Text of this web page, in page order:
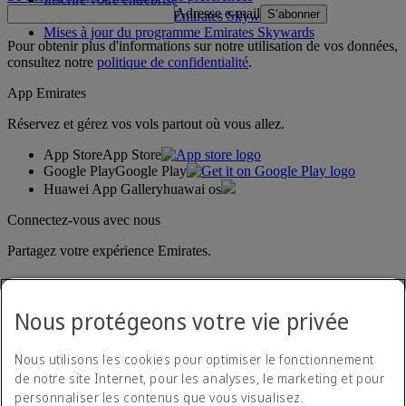
Règles du programme Emirates Skywards
Mises à jour du programme Emirates Skywards
Adresse e-mail S’abonner
Pour obtenir plus d'informations sur notre utilisation de vos données,
consultez notre politique de confidentialité.
App Emirates
Réservez et gérez vos vols partout où vous allez.
App StoreApp Store
Google PlayGoogle Play
Huawei App Galleryhuawai os
Connectez-vous avec nous
Partagez votre expérience Emirates.
Nous protégeons votre vie privée
Nous utilisons les cookies pour optimiser le fonctionnement
de notre site Internet, pour les analyses, le marketing et pour
personnaliser les contenus que vous visualisez.